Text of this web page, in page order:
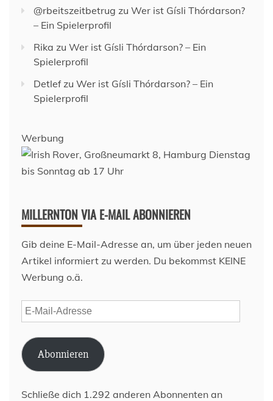
@rbeitszeitbetrug zu Wer ist Gísli Thórdarson?
– Ein Spielerprofil
Rika zu Wer ist Gísli Thórdarson? – Ein
Spielerprofil
Detlefzu Wer ist Gísli Thórdarson? – Ein
Spielerprofil
Werbung
MILLERNTON VIA E-MAIL ABONNIEREN
Gib deine E-Mail-Adresse an, um über jeden neuen
Artikel informiert zu werden. Du bekommst KEINE
Werbung o.ä.
E-
Mail-
Adresse
Abonnieren
Schließe dich 1.292 anderen Abonnenten an